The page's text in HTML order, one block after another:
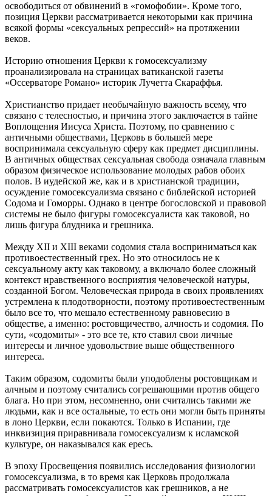
освободиться от обвинений в «гомофобии». Кроме того,
позиция Церкви рассматривается некоторыми как причина
всякой формы «сексуальных репрессий» на протяжении
веков.
Историю отношения Церкви к гомосексуализму
проанализировала на страницах ватиканской газеты
«Оссерваторе Романо» историк Лучетта Скараффья.
Христианство придает необычайную важность всему, что
связано с телесностью, и причина этого заключается в тайне
Воплощения Иисуса Христа. Поэтому, по сравнению с
античными обществами, Церковь в большей мере
воспринимала сексуальную сферу как предмет дисциплины.
В античных обществах сексуальная свобода означала главным
образом физическое использование молодых рабов обоих
полов. В иудейской же, как и в христианской традиции,
осуждение гомосексуализма связано с библейской историей
Содома и Гоморры. Однако в центре богословской и правовой
системы не было фигуры гомосексуалиста как таковой, но
лишь фигура блудника и грешника.
Между XII и XIII веками содомия стала восприниматься как
противоестественный грех. Но это относилось не к
сексуальному акту как таковому, а включало более сложный
контекст нравственного восприятия человеческой натуры,
созданной Богом. Человеческая природа в своих проявлениях
устремлена к плодотворности, поэтому противоестественным
было все то, что мешало естественному равновесию в
обществе, а именно: ростовщичество, алчность и содомия. По
сути, «содомиты» - это все те, кто ставил свои личные
интересы и личное удовольствие выше общественного
интереса.
Таким образом, содомиты были уподоблены ростовщикам и
алчным и поэтому считались согрешающими против общего
блага. Но при этом, несомненно, они считались такими же
людьми, как и все остальные, то есть они могли быть приняты
в лоно Церкви, если покаются. Только в Испании, где
инквизиция приравнивала гомосексуализм к исламской
культуре, он наказывался как ересь.
В эпоху Просвещения появились исследования физиологии
гомосексуализма, в то время как Церковь продолжала
рассматривать гомосексуалистов как грешников, а не